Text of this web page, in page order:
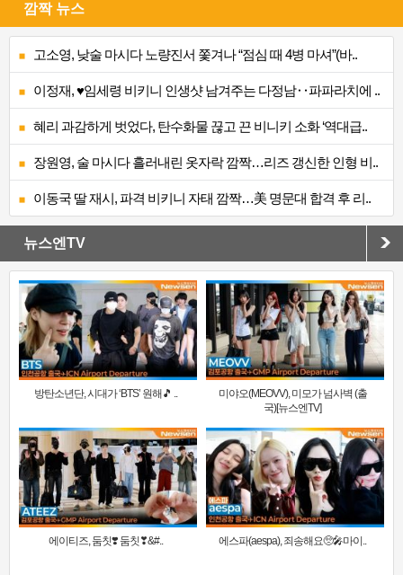
깜짝 뉴스
고소영, 낮술 마시다 노량진서 쫓겨나 “점심 때 4병 마셔”(바..
이정재, ♥임세령 비키니 인생샷 남겨주는 다정남‥파파라치에 ..
혜리 과감하게 벗었다, 탄수화물 끊고 끈 비니키 소화 ‘역대급..
장원영, 술 마시다 흘러내린 옷자락 깜짝…리즈 갱신한 인형 비..
이동국 딸 재시, 파격 비키니 자태 깜짝…美 명문대 합격 후 리..
뉴스엔TV
방탄소년단, 시대가 ‘BTS’ 원해🎵 ..
미야오(MEOVV), 미모가 넘사벽 (출
국)[뉴스엔TV]
에이티즈, 둠칫❣️ 둠칫❣&#.. 에스파(aespa), 죄송해요🥺🎤마이..